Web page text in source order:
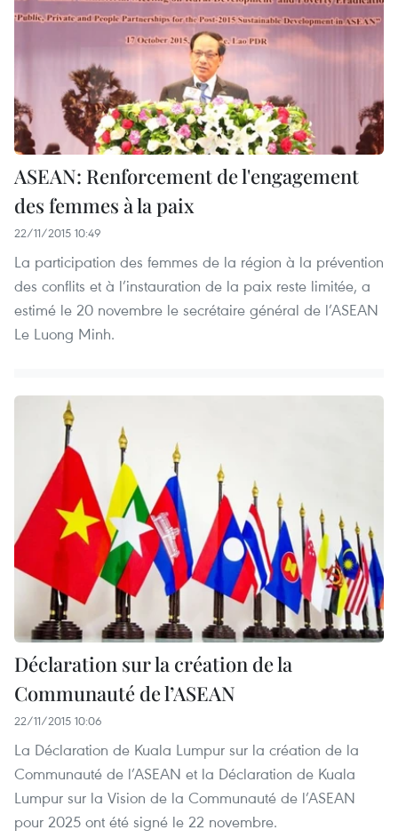
ASEAN: Renforcement de l'engagement
des femmes à la paix
22/11/2015 10:49
La participation des femmes de la région à la prévention
des conflits et à l’instauration de la paix reste limitée, a
estimé le 20 novembre le secrétaire général de l’ASEAN
Le Luong Minh.
Déclaration sur la création de la
Communauté de l’ASEAN
22/11/2015 10:06
La Déclaration de Kuala Lumpur sur la création de la
Communauté de l’ASEAN et la Déclaration de Kuala
Lumpur sur la Vision de la Communauté de l’ASEAN
pour 2025 ont été signé le 22 novembre.